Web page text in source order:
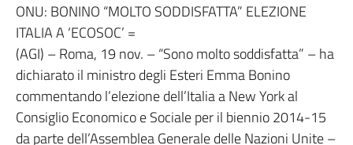
ONU: BONINO “MOLTO SODDISFATTA” ELEZIONE
ITALIA A ‘ECOSOC’ =
(AGI) – Roma, 19 nov. – “Sono molto soddisfatta” – ha
dichiarato il ministro degli Esteri Emma Bonino
commentando l’elezione dell’Italia a New York al
Consiglio Economico e Sociale per il biennio 2014-15
da parte dell’Assemblea Generale delle Nazioni Unite –